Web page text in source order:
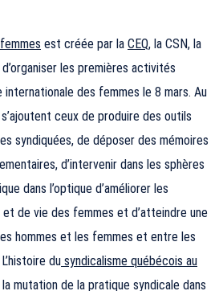
est créée par la CEQ, la CSN, la
les premières activités
des femmes le 8 mars. Au
ceux de produire des outils
syndiquées, de déposer des mémoires
d’intervenir dans les sphères
dans l’optique d’améliorer les
de vie des femmes et d’atteindre une
hommes et les femmes et entre les
du syndicalisme québécois au
mutation de la pratique syndicale dans